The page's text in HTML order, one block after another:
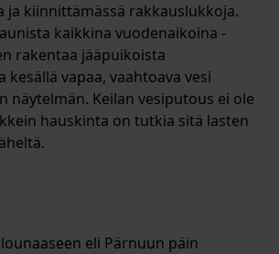
ja kiinnittämässä rakkauslukkoja.
kaikkina vuodenaikoina -
rakentaa jääpuikoista
vapaa, vaahtoava vesi
näytelmän. Keilan vesiputous ei ole
hauskinta on tutkia sitä lasten
eli Pärnuun päin